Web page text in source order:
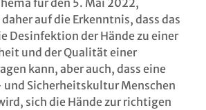
für den 5. Mai 2022,
auf die Erkenntnis, dass das
Desinfektion der Hände zu einer
und der Qualität einer
kann, aber auch, dass eine
Sicherheitskultur Menschen
sich die Hände zur richtigen